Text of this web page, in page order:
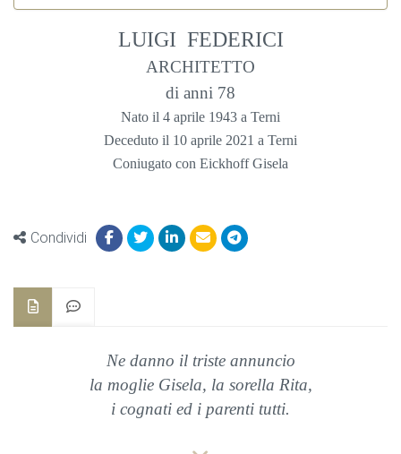
LUIGI FEDERICI
ARCHITETTO
di anni 78
Nato il 4 aprile 1943 a Terni
Deceduto il 10 aprile 2021 a Terni
Coniugato con Eickhoff Gisela
Condividi
Ne danno il triste annuncio
la moglie Gisela, la sorella Rita,
i cognati ed i parenti tutti.